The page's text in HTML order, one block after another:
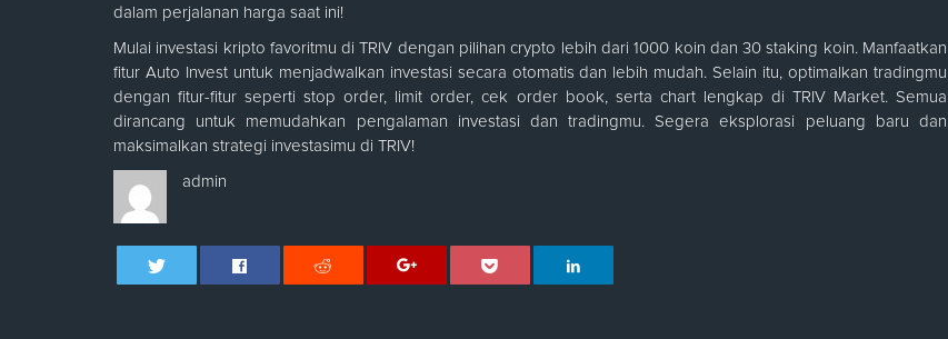
dalam perjalanan harga saat ini!
Mulai investasi kripto favoritmu di TRIV dengan pilihan crypto lebih dari 1000 koin dan 30 staking koin. Manfaatkan
fitur Auto Invest untuk menjadwalkan investasi secara otomatis dan lebih mudah. Selain itu, optimalkan tradingmu
dengan fitur-fitur seperti stop order, limit order, cek order book, serta chart lengkap di TRIV Market. Semua
dirancang untuk memudahkan pengalaman investasi dan tradingmu. Segera eksplorasi peluang baru dan
maksimalkan strategi investasimu di TRIV!
admin